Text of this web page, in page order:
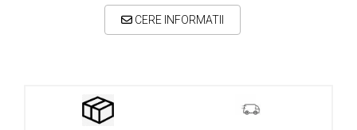
CERE INFORMATII